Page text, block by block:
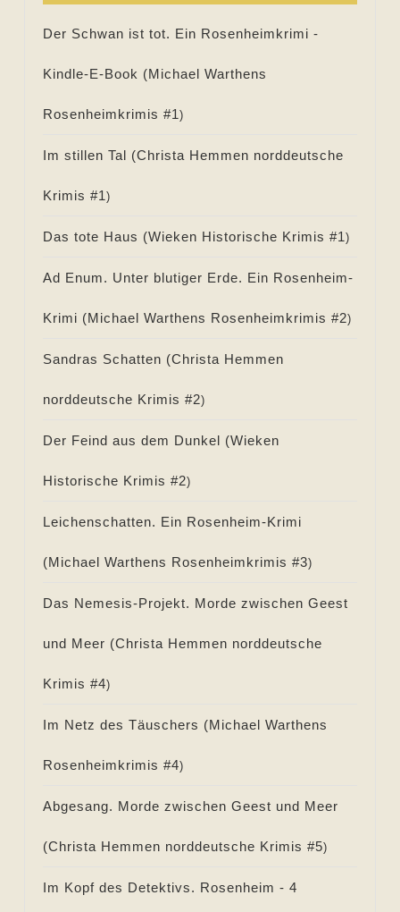
Der Schwan ist tot. Ein Rosenheimkrimi -
Kindle-E-Book (Michael Warthens
Rosenheimkrimis #1)
Im stillen Tal (Christa Hemmen norddeutsche
Krimis #1)
Das tote Haus (Wieken Historische Krimis #1)
Ad Enum. Unter blutiger Erde. Ein Rosenheim-
Krimi (Michael Warthens Rosenheimkrimis #2)
Sandras Schatten (Christa Hemmen
norddeutsche Krimis #2)
Der Feind aus dem Dunkel (Wieken
Historische Krimis #2)
Leichenschatten. Ein Rosenheim-Krimi
(Michael Warthens Rosenheimkrimis #3)
Das Nemesis-Projekt. Morde zwischen Geest
und Meer (Christa Hemmen norddeutsche
Krimis #4)
Im Netz des Täuschers (Michael Warthens
Rosenheimkrimis #4)
Abgesang. Morde zwischen Geest und Meer
(Christa Hemmen norddeutsche Krimis #5)
Im Kopf des Detektivs. Rosenheim - 4